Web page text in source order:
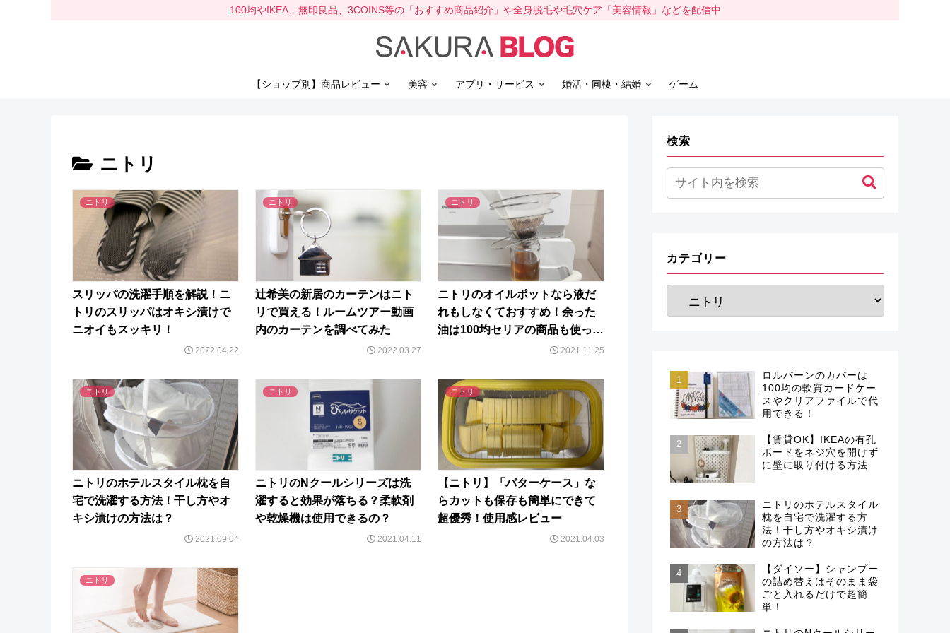
100均やIKEA、無印良品、3COINS等の「おすすめ商品紹介」や全身脱毛や毛穴ケア「美容情報」などを配信中
【ショップ別】商品レビュー 美容 アプリ・サービス 婚活・同棲・結婚 ゲーム
ニトリ
ニトリ
スリッパの洗濯手順を解説！ニ
トリのスリッパはオキシ漬けで
ニオイもスッキリ！
2022.04.22
ニトリ
辻希美の新居のカーテンはニト
リで買える！ルームツアー動画
内のカーテンを調べてみた
2022.03.27
ニトリ
ニトリのオイルポットなら液だ
れもしなくておすすめ！余った
油は100均セリアの商品も使って
2021.11.25
ニトリ
ニトリのホテルスタイル枕を自
宅で洗濯する方法！干し方やオ
キシ漬けの方法は？
2021.09.04
ニトリ
ニトリのNクールシリーズは洗
濯すると効果が落ちる？柔軟剤
や乾燥機は使用できるの？
2021.04.11
ニトリ
【ニトリ】「バターケース」な
らカットも保存も簡単にできて
超優秀！使用感レビュー
2021.04.03
ニトリ
検索
カテゴリー
ロルバーンのカバーは
100均の軟質カードケー
スやクリアファイルで代
用できる！
【賃貸OK】IKEAの有孔
ボードをネジ穴を開けず
に壁に取り付ける方法
ニトリのホテルスタイル
枕を自宅で洗濯する方
法！干し方やオキシ漬け
の方法は？
【ダイソー】シャンプー
の詰め替えはそのまま袋
ごと入れるだけで超簡
単！